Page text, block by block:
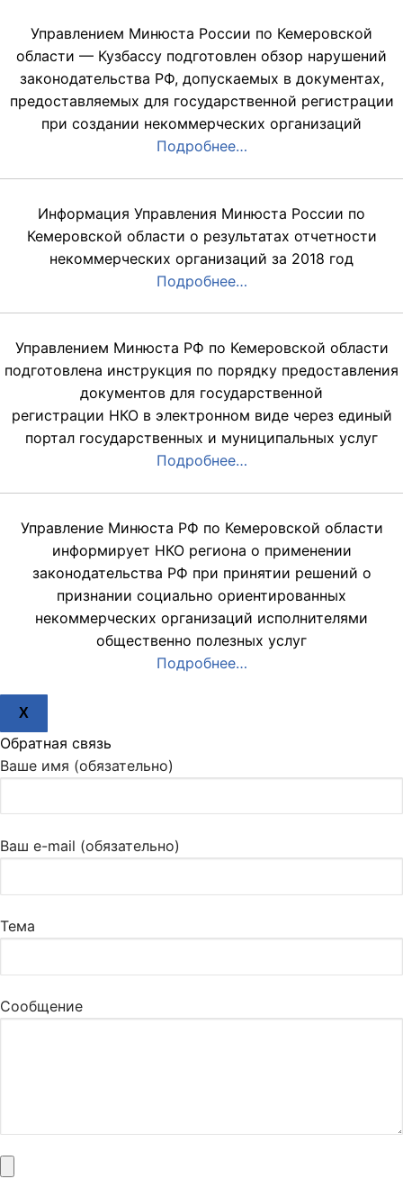
Управлением Минюста России по Кемеровской
области — Кузбассу подготовлен обзор нарушений
законодательства РФ, допускаемых в документах,
предоставляемых для государственной регистрации
при создании некоммерческих организаций
Подробнее…
Информация Управления Минюста России по
Кемеровской области о результатах отчетности
некоммерческих организаций за 2018 год
Подробнее…
Управлением Минюста РФ по Кемеровской области
подготовлена инструкция по порядку предоставления
документов для государственной
регистрации НКО в электронном виде через единый
портал государственных и муниципальных услуг
Подробнее…
Управление Минюста РФ по Кемеровской области
информирует НКО региона о применении
законодательства РФ при принятии решений о
признании социально ориентированных
некоммерческих организаций исполнителями
общественно полезных услуг
Подробнее…
X
Обратная связь
Ваше имя (обязательно)
Ваш e-mail (обязательно)
Тема
Сообщение